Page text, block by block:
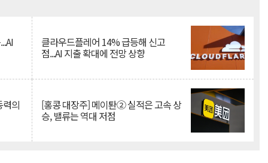
클라우드플레어 14% 급등해 신고
점...AI 지출 확대에 전망 상향
의 [홍콩 대장주] 메이퇀② 실적은 고속 상
승, 밸류는 역대 저점